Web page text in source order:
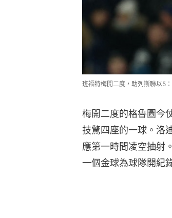
班福特梅開二度，助列斯聯以5
梅開二度的格魯圖今
技驚四座的一球。洛
應第一時間凌空抽射
一個金球為球隊開紀